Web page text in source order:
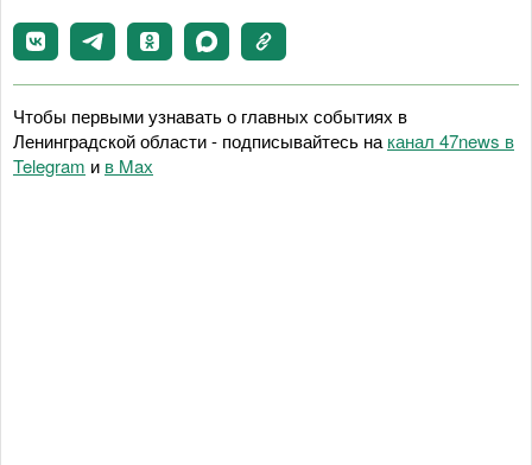
Чтобы первыми узнавать о главных событиях в
Ленинградской области - подписывайтесь на канал 47news в
Telegram и в Maх